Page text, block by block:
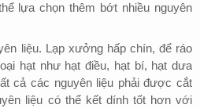
lựa chọn thêm bớt nhiều nguyên
liệu. Lạp xưởng hấp chín, để ráo
hạt như hạt điều, hạt bí, hạt dưa
cả các nguyên liệu phải được cắt
liệu có thể kết dính tốt hơn với